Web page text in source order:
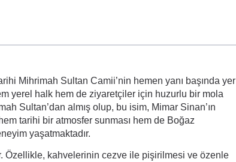
Mihrimah Sultan Camii’nin hemen yanı başında yer
yerel halk hem de ziyaretçiler için huzurlu bir mola
Sultan’dan almış olup, bu isim, Mimar Sinan’ın
tarihi bir atmosfer sunması hem de Boğaz
yaşatmaktadır.
Özellikle, kahvelerinin cezve ile pişirilmesi ve özenle